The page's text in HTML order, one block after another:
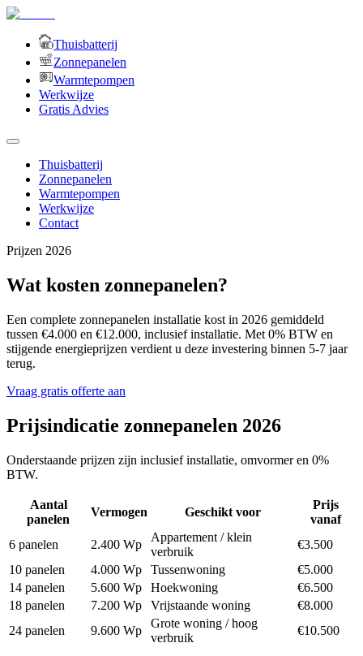
Thuisbatterij
Zonnepanelen
Warmtepompen
Werkwijze
Gratis Advies
Thuisbatterij
Zonnepanelen
Warmtepompen
Werkwijze
Contact
Prijzen 2026
Wat kosten zonnepanelen?
Een complete zonnepanelen installatie kost in 2026 gemiddeld
tussen €4.000 en €12.000, inclusief installatie. Met 0% BTW en
stijgende energieprijzen verdient u deze investering binnen 5-7 jaar
terug.
Vraag gratis offerte aan
Prijsindicatie zonnepanelen 2026
Onderstaande prijzen zijn inclusief installatie, omvormer en 0%
BTW.
Aantal
panelen
Vermogen Geschikt voor
Prijs
vanaf
6 panelen
2.400 Wp
Appartement / klein
verbruik
€3.500
10 panelen
4.000 Wp Tussenwoning
€5.000
14 panelen
5.600 Wp Hoekwoning
€6.500
18 panelen
7.200 Wp Vrijstaande woning
€8.000
24 panelen
9.600 Wp
Grote woning / hoog
verbruik
€10.500